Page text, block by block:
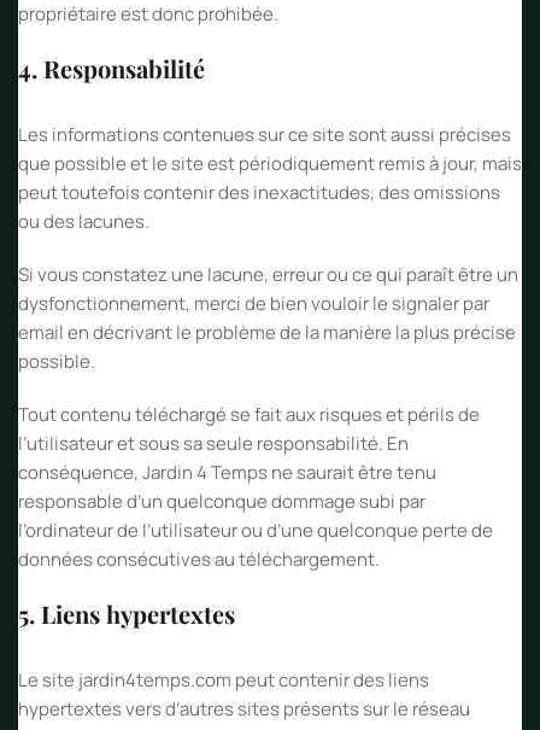
propriétaire est donc prohibée.
4. Responsabilité
Les informations contenues sur ce site sont aussi précises
que possible et le site est périodiquement remis à jour, mais
peut toutefois contenir des inexactitudes, des omissions
ou des lacunes.
Si vous constatez une lacune, erreur ou ce qui paraît être un
dysfonctionnement, merci de bien vouloir le signaler par
email en décrivant le problème de la manière la plus précise
possible.
Tout contenu téléchargé se fait aux risques et périls de
l’utilisateur et sous sa seule responsabilité. En
conséquence, Jardin 4 Temps ne saurait être tenu
responsable d’un quelconque dommage subi par
l’ordinateur de l’utilisateur ou d’une quelconque perte de
données consécutives au téléchargement.
5. Liens hypertextes
Le site jardin4temps.com peut contenir des liens
hypertextes vers d’autres sites présents sur le réseau